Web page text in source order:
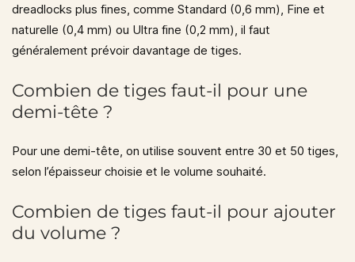
dreadlocks plus fines, comme Standard (0,6 mm), Fine et
naturelle (0,4 mm) ou Ultra fine (0,2 mm), il faut
généralement prévoir davantage de tiges.
Combien de tiges faut-il pour une
demi-tête ?
Pour une demi-tête, on utilise souvent entre 30 et 50 tiges,
selon l’épaisseur choisie et le volume souhaité.
Combien de tiges faut-il pour ajouter
du volume ?